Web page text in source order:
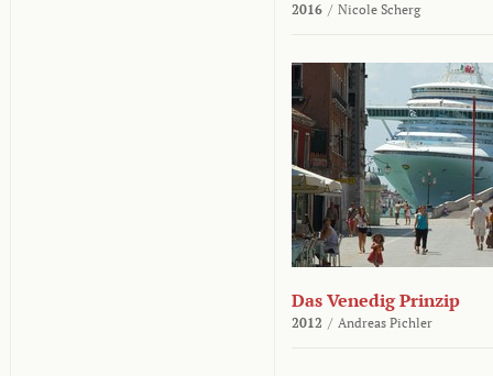
2016 / Nicole Scherg
Das Venedig Prinzip
2012 / Andreas Pichler